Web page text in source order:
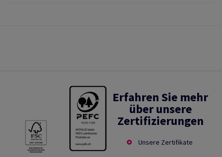
Erfahren Sie mehr
über unsere
Zertifizierungen
Unsere Zertifikate